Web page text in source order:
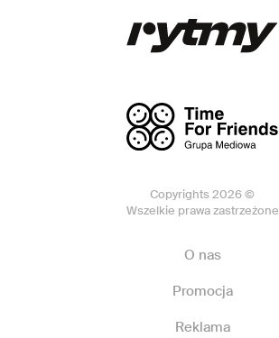
Copyrights 2026 ©
Wszelkie prawa zastrzeżone
O nas
Promocja
Reklama